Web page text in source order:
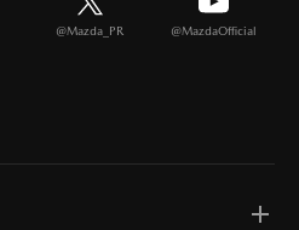
@Mazda_PR @MazdaOfficial